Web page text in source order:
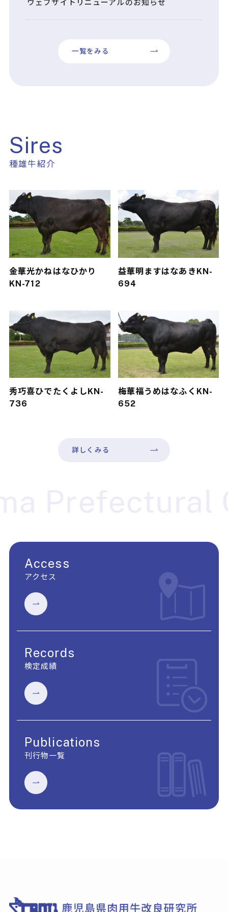
ウェブサイトリニューアルのお知らせ
一覧をみる
Sires
種雄牛紹介
金華光かねはなひかり
KN-712
益華明 ますはなあきKN-
694
秀巧喜ひでたくよしKN-
736
梅華福うめはなふく KN-
652
詳しくみる
Access
アクセス
Records
検定成績
Publications
刊行物一覧